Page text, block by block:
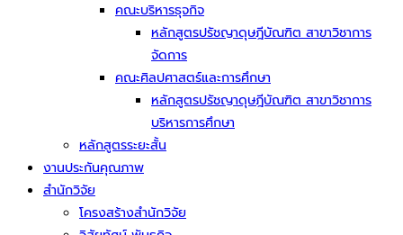
คณะบริหารธุจกิจ
หลักสูตรปรัชญาดุษฎีบัณฑิต สาขาวิชาการ
จัดการ
คณะศิลปศาสตร์และการศึกษา
หลักสูตรปรัชญาดุษฎีบัณฑิต สาขาวิชาการ
บริหารการศึกษา
หลักสูตรระยะสั้น
งานประกันคุณภาพ
สำนักวิจัย
โครงสร้างสำนักวิจัย